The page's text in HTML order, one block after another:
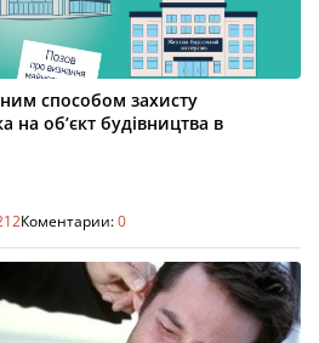
способом захисту
на об’єкт будівництва в
Коментарии:0